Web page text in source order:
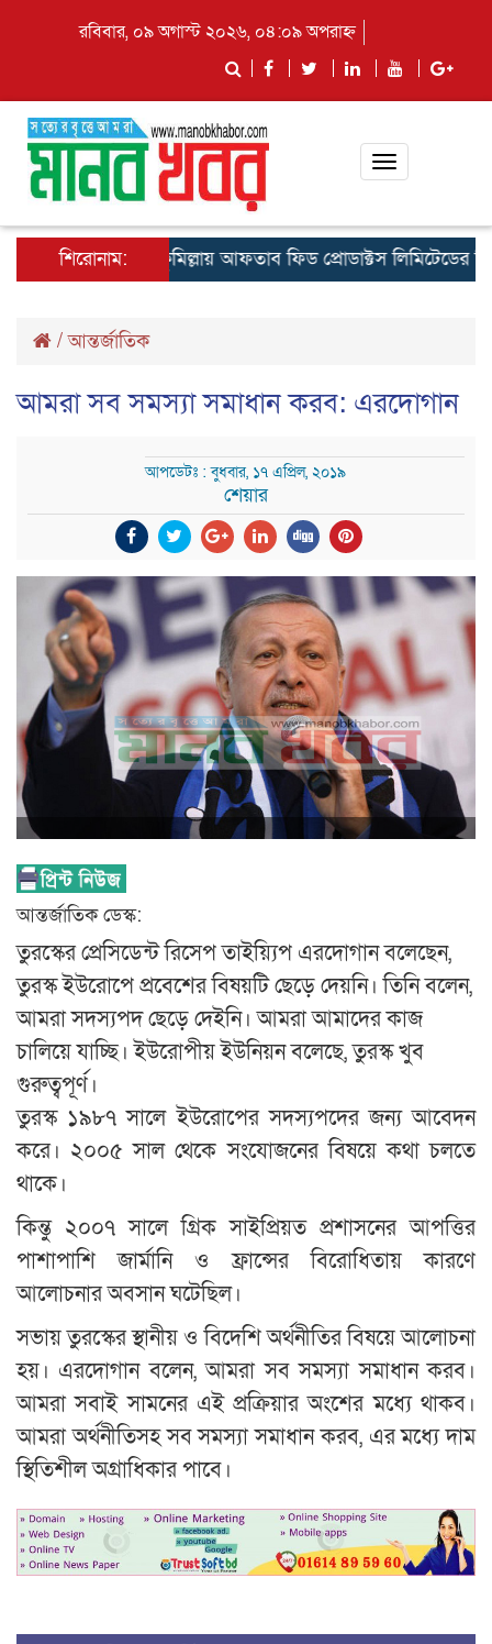
রবিবার, ০৯ অগাস্ট ২০২৬, ০৪:০৯ অপরাহ্ন
Toggle
শিরোনাম:কুমিল্লায় আফতাব ফিড প্রোডাক্টস লিমিটেডের
/আন্তর্জাতিক
আমরা সব সমস্যা সমাধান করব: এরদোগান
আপডেটঃ : বুধবার, ১৭ এপ্রিল, ২০১৯
শেয়ার
আন্তর্জাতিক ডেস্ক:
তুরস্কের প্রেসিডেন্ট রিসেপ তাইয়্যিপ এরদোগান বলেছেন,
তুরস্ক ইউরোপে প্রবেশের বিষয়টি ছেড়ে দেয়নি। তিনি বলেন,
আমরা সদস্যপদ ছেড়ে দেইনি। আমরা আমাদের কাজ
চালিয়ে যাচ্ছি। ইউরোপীয় ইউনিয়ন বলেছে, তুরস্ক খুব
গুরুত্বপূর্ণ।
তুরস্ক ১৯৮৭ সালে ইউরোপের সদস্যপদের জন্য আবেদন
করে। ২০০৫ সাল থেকে সংযোজনের বিষয়ে কথা চলতে
থাকে।
কিন্তু ২০০৭ সালে গ্রিক সাইপ্রিয়ত প্রশাসনের আপত্তির
পাশাপাশি জার্মানি ও ফ্রান্সের বিরোধিতায় কারণে
আলোচনার অবসান ঘটেছিল।
সভায় তুরস্কের স্থানীয় ও বিদেশি অর্থনীতির বিষয়ে আলোচনা
হয়। এরদোগান বলেন, আমরা সব সমস্যা সমাধান করব।
আমরা সবাই সামনের এই প্রক্রিয়ার অংশের মধ্যে থাকব।
আমরা অর্থনীতিসহ সব সমস্যা সমাধান করব, এর মধ্যে দাম
স্থিতিশীল অগ্রাধিকার পাবে।